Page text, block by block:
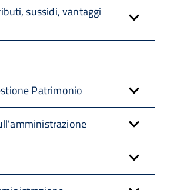
sussidi, vantaggi
Patrimonio